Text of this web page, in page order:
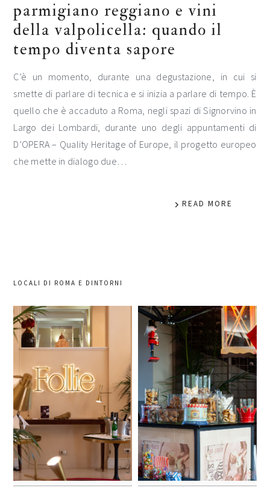
parmigiano reggiano e vini
della valpolicella: quando il
tempo diventa sapore
C’è un momento, durante una degustazione, in cui si
smette di parlare di tecnica e si inizia a parlare di tempo. È
quello che è accaduto a Roma, negli spazi di Signorvino in
Largo dei Lombardi, durante uno degli appuntamenti di
D’OPERA – Quality Heritage of Europe, il progetto europeo
che mette in dialogo due…
READ MORE
LOCALI DI ROMA E DINTORNI